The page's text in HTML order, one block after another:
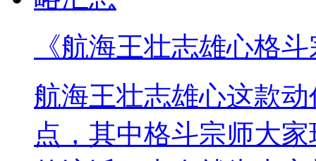
《航海王壮志雄心格
航海王壮志雄心这款
点，其中格斗宗师大